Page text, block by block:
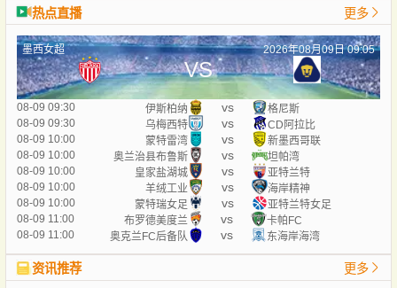
热点直播 更多
墨西女超 2026年08月09日 09:05
VS
08-09 09:30 伊斯柏纳 vs
格尼斯
08-09 09:30
乌梅西特 vs
CD阿拉比
08-09 10:00
蒙特雷湾 vs
新墨西哥联
08-09 10:00
奥兰治县布鲁斯 vs
坦帕湾
08-09 10:00
皇家盐湖城 vs
亚特兰特
08-09 10:00
羊绒工业 vs
海岸精神
08-09 10:00
蒙特瑞女足 vs
亚特兰特女足
08-09 11:00
布罗德美度兰 vs
卡帕FC
08-09 11:00
奥克兰FC后备队 vs 东海岸海湾
资讯推荐 更多